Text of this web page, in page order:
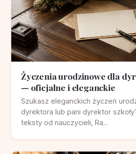
Życzenia urodzinowe dla
— oficjalne i eleganckie
Szukasz eleganckich życzeń
dyrektora lub pani dyrektor
teksty od nauczycieli, Ra...